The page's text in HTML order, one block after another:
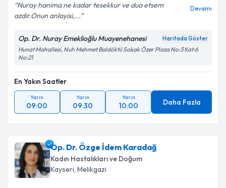
Nuray hanima ne kadar tesekkur ve dua etsem
azdir.Onun anlayisi,...
Devamı
Op. Dr. Nuray Emeklioğlu Muayenehanesi Haritada Göster
Hunat Mahallesi, Nuh Mehmet Baldöktü Sokak Özer Plaza No:3 Kat:6
No:21
En Yakın Saatler
Yarın
09:00
Yarın
09:30
Yarın
10:00 Daha Fazla
Op. Dr. Özge İdem Karadağ
Kadın Hastalıkları ve Doğum
Kayseri, Melikgazi